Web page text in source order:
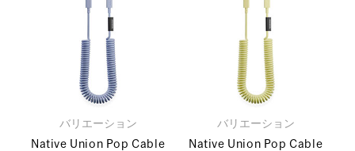
バリエーション
Native Union Pop Cable
バリエーション
Native Union Pop Cable